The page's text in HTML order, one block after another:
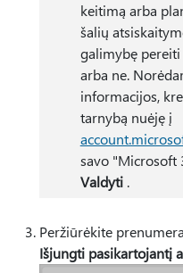
keitimą arba
šalių
galimybę
arba ne.
informacijos,
tarnybą nuėję į
savo "Microsoft
Valdyti.
Peržiūrėkite
Išjungti pasikartojantį